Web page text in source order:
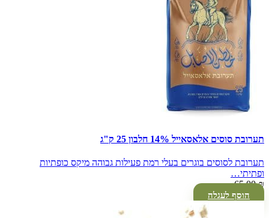
תערובת סוסים אלאסאייל 14% חלבון 25 ק"ג
תערובת לסוסים בוגרים בעלי רמת פעילות גבוהה מיקס כופתיות
ופתיתי…
65.00₪
הוסף לעגלה